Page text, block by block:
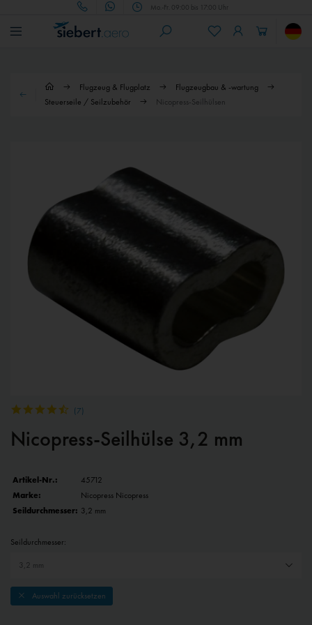
Mo.-Fr. 09:00 bis 17:00 Uhr
Flugzeug & Flugplatz
Flugzeugbau & -wartung
Steuerseile / Seilzubehör
Nicopress-Seilhülsen
(7)
Nicopress-Seilhülse 3,2 mm
Artikel-Nr.:
45712
Marke:
Nicopress Nicopress
Seildurchmesser: 3,2 mm
Seildurchmesser:
Auswahl zurücksetzen